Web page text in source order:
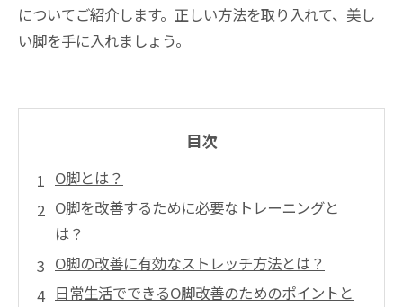
についてご紹介します。正しい方法を取り入れて、美し
い脚を手に入れましょう。
目次
O脚とは？
O脚を改善するために必要なトレーニングと
は？
O脚の改善に有効なストレッチ方法とは？
日常生活でできるO脚改善のためのポイントと